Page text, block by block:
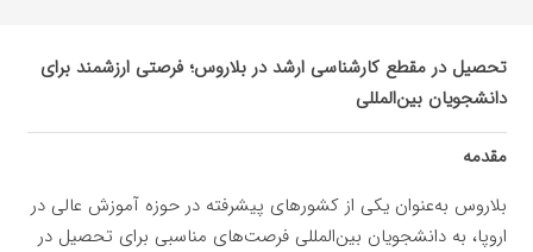
تحصیل در مقطع کارشناسی ارشد در بلاروس؛ فرصتی ارزشمند برای
دانشجویان بین‌المللی
مقدمه
بلاروس به‌عنوان یکی از کشورهای پیشرفته در حوزه آموزش عالی در
اروپا، به دانشجویان بین‌المللی فرصت‌های مناسبی برای تحصیل در